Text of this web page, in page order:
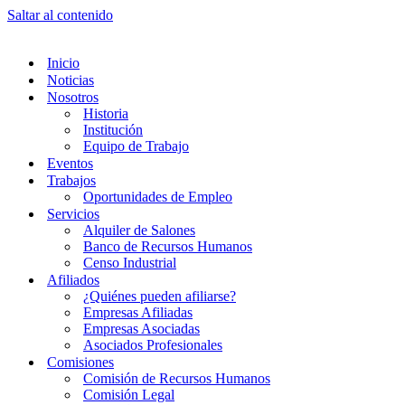
Saltar al contenido
Inicio
Noticias
Nosotros
Historia
Institución
Equipo de Trabajo
Eventos
Trabajos
Oportunidades de Empleo
Servicios
Alquiler de Salones
Banco de Recursos Humanos
Censo Industrial
Afiliados
¿Quiénes pueden afiliarse?
Empresas Afiliadas
Empresas Asociadas
Asociados Profesionales
Comisiones
Comisión de Recursos Humanos
Comisión Legal